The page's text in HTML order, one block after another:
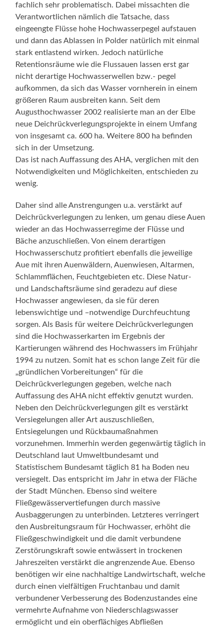
fachlich sehr problematisch. Dabei missachten die
Verantwortlichen nämlich die Tatsache, dass
eingeengte Flüsse hohe Hochwasserpegel aufstauen
und dann das Ablassen in Polder natürlich mit einmal
stark entlastend wirken. Jedoch natürliche
Retentionsräume wie die Flussauen lassen erst gar
nicht derartige Hochwasserwellen bzw.- pegel
aufkommen, da sich das Wasser vornherein in einem
größeren Raum ausbreiten kann. Seit dem
Augusthochwasser 2002 realisierte man an der Elbe
neue Deichrückverlegungsprojekte in einem Umfang
von insgesamt ca. 600 ha. Weitere 800 ha befinden
sich in der Umsetzung.
Das ist nach Auffassung des AHA, verglichen mit den
Notwendigkeiten und Möglichkeiten, entschieden zu
wenig.
Daher sind alle Anstrengungen u.a. verstärkt auf
Deichrückverlegungen zu lenken, um genau diese Auen
wieder an das Hochwasserregime der Flüsse und
Bäche anzuschließen. Von einem derartigen
Hochwasserschutz profitiert ebenfalls die jeweilige
Aue mit ihren Auenwäldern, Auenwiesen, Altarmen,
Schlammflächen, Feuchtgebieten etc. Diese Natur-
und Landschaftsräume sind geradezu auf diese
Hochwasser angewiesen, da sie für deren
lebenswichtige und –notwendige Durchfeuchtung
sorgen. Als Basis für weitere Deichrückverlegungen
sind die Hochwasserkarten im Ergebnis der
Kartierungen während des Hochwassers im Frühjahr
1994 zu nutzen. Somit hat es schon lange Zeit für die
„gründlichen Vorbereitungen“ für die
Deichrückverlegungen gegeben, welche nach
Auffassung des AHA nicht effektiv genutzt wurden.
Neben den Deichrückverlegungen gilt es verstärkt
Versiegelungen aller Art auszuschließen,
Entsiegelungen und Rückbaumaßnahmen
vorzunehmen. Immerhin werden gegenwärtig täglich in
Deutschland laut Umweltbundesamt und
Statistischem Bundesamt täglich 81 ha Boden neu
versiegelt. Das entspricht im Jahr in etwa der Fläche
der Stadt München. Ebenso sind weitere
Fließgewässervertiefungen durch massive
Ausbaggerungen zu unterbinden. Letzteres verringert
den Ausbreitungsraum für Hochwasser, erhöht die
Fließgeschwindigkeit und die damit verbundene
Zerstörungskraft sowie entwässert in trockenen
Jahreszeiten verstärkt die angrenzende Aue. Ebenso
benötigen wir eine nachhaltige Landwirtschaft, welche
durch einen vielfältigen Fruchtanbau und damit
verbundener Verbesserung des Bodenzustandes eine
vermehrte Aufnahme von Niederschlagswasser
ermöglicht und ein oberflächiges Abfließen